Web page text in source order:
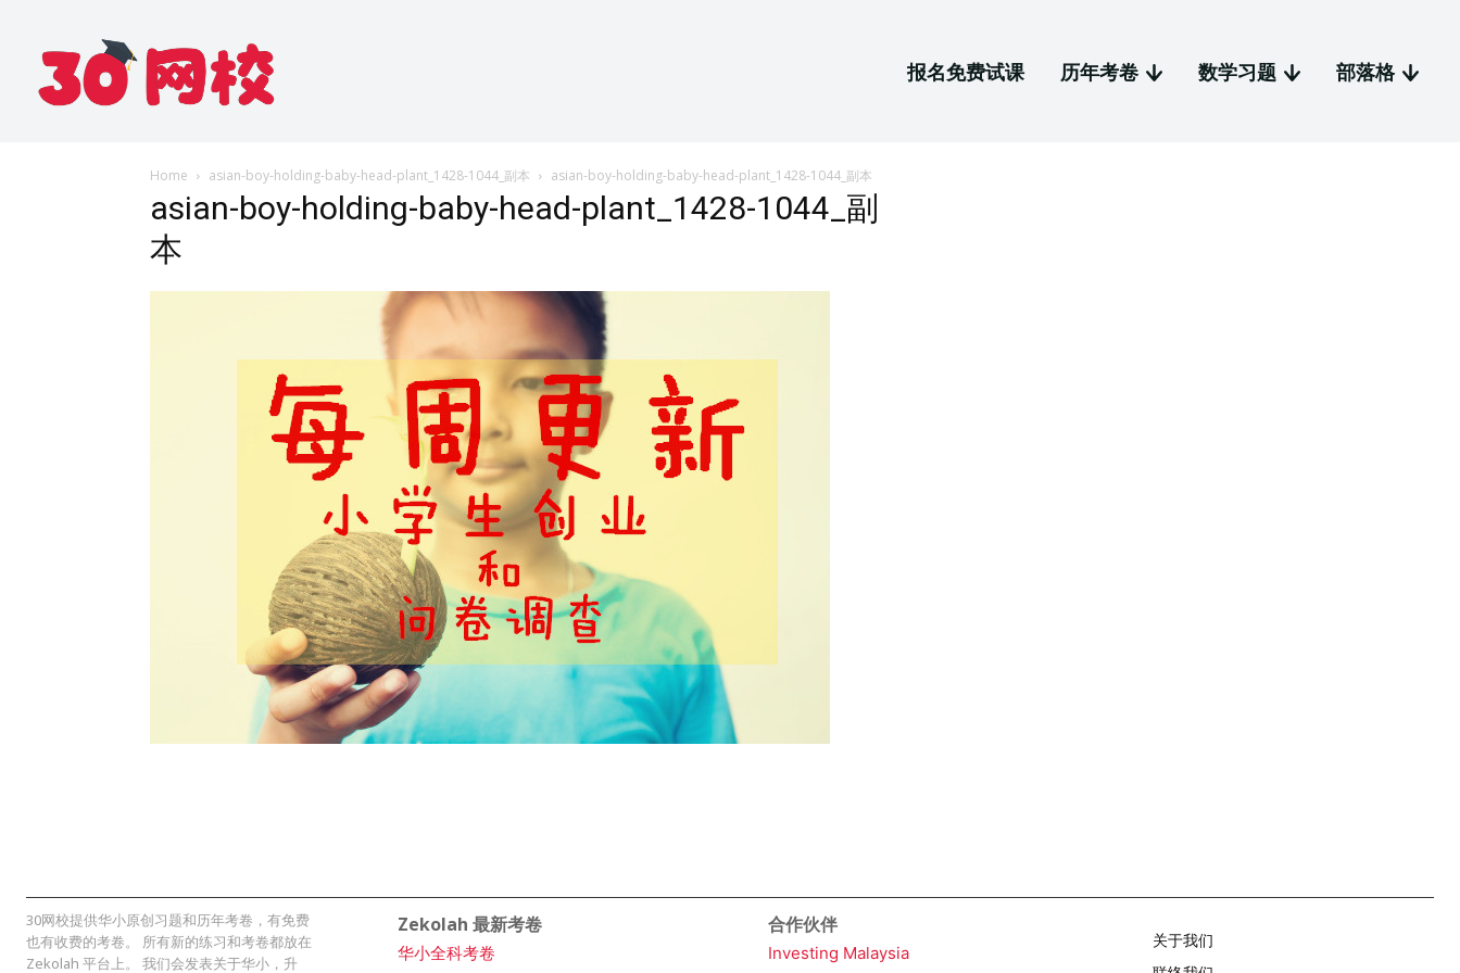
报名免费试课 历年考卷 数学习题 部落格
Home asian-boy-holding-baby-head-plant_1428-1044_副本 asian-boy-holding-baby-head-plant_1428-1044_副本
asian-boy-holding-baby-head-plant_1428-1044_副
本
30网校提供华小原创习题和历年考卷，有免费
也有收费的考卷。 所有新的练习和考卷都放在
Zekolah 平台上。 我们会发表关于华小，升
Zekolah 最新考卷
华小全科考卷
合作伙伴
Investing Malaysia
关于我们